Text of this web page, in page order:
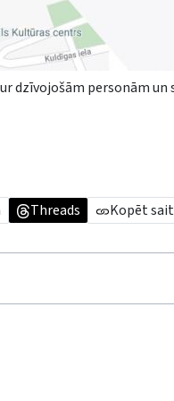
dzīvojošām personām
Threads Kopēt